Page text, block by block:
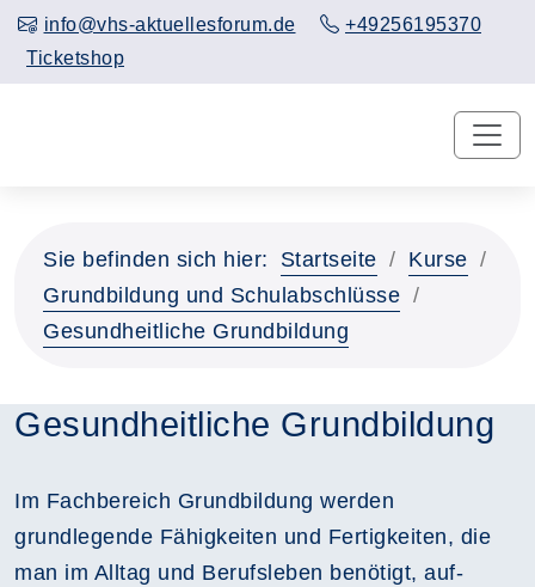
info@vhs-aktuellesforum.de
+49256195370
Ticketshop
Sie befinden sich hier: Startseite
Kurse
Grundbildung und Schulabschlüsse
Gesundheitliche Grundbildung
Gesundheitliche Grundbildung
Im Fachbereich Grundbildung werden
grundlegende Fähigkeiten und Fertigkeiten, die
man im Alltag und Berufsleben benötigt, auf-